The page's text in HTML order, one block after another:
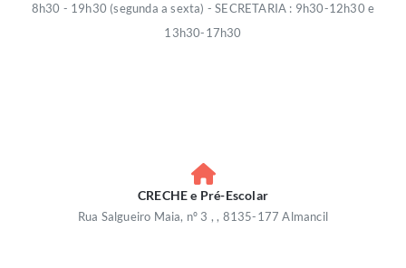
8h30 - 19h30 (segunda a sexta) - SECRETARIA : 9h30-12h30 e
13h30-17h30
CRECHE e Pré-Escolar
Rua Salgueiro Maia, nº 3 , , 8135-177 Almancil